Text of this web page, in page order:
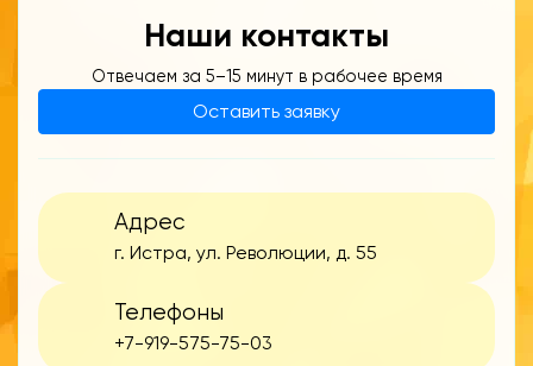
Наши контакты
Отвечаем за 5–15 минут в рабочее время
Оставить заявку
Адрес
г. Истра, ул. Революции, д. 55
Телефоны
+7-919-575-75-03